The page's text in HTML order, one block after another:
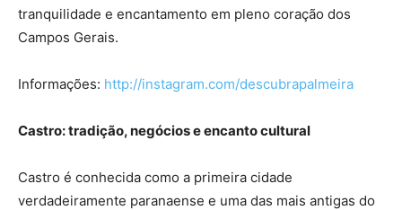
tranquilidade e encantamento em pleno coração dos
Campos Gerais.
Informações: http://instagram.com/descubrapalmeira
Castro: tradição, negócios e encanto cultural
Castro é conhecida como a primeira cidade
verdadeiramente paranaense e uma das mais antigas do